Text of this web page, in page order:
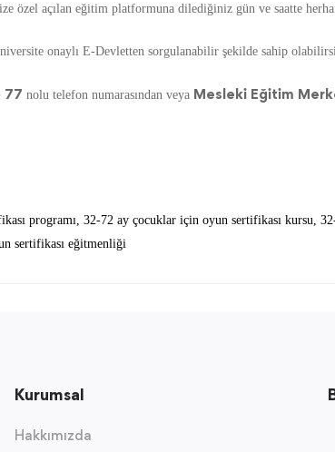
özel açılan eğitim platformuna dilediğiniz gün ve saatte
onaylı E-Devletten sorgulanabilir şekilde sahip
77 nolu telefon numarasından veya Mesleki Eğitim
programı 32-72 ay çocuklar için oyun sertifikası kursu
sertifikası eğitmenliği
Kurumsal
Hakkımızda